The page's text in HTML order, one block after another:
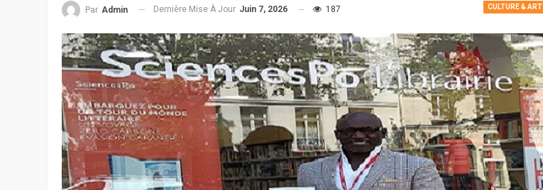
CULTURE & ART
Par Admin Dernière Mise À Jour Juin 7, 2026 187